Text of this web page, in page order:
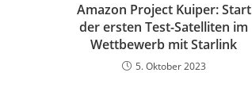
Amazon Project Kuiper: Start
der ersten Test-Satelliten im
Wettbewerb mit Starlink
5. Oktober 2023